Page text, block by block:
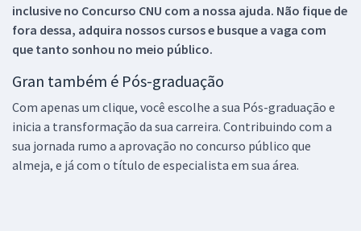
inclusive no Concurso CNU com a nossa ajuda. Não fique de
fora dessa, adquira nossos cursos e busque a vaga com
que tanto sonhou no meio público.
Gran também é Pós-graduação
Com apenas um clique, você escolhe a sua Pós-graduação e
inicia a transformação da sua carreira. Contribuindo com a
sua jornada rumo a aprovação no concurso público que
almeja, e já com o título de especialista em sua área.